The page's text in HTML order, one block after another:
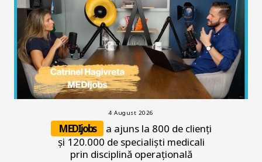
4 August 2026
MEDIjobs
a ajuns la 800 de clienți
și 120.000 de specialiști medicali
prin disciplină operațională